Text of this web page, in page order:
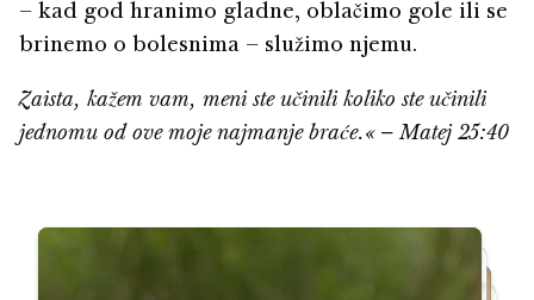
– kad god hranimo gladne, oblačimo gole ili se
brinemo o bolesnima – služimo njemu.
Zaista, kažem vam, meni ste učinili koliko ste učinili
jednomu od ove moje najmanje braće.« – Matej 25:40